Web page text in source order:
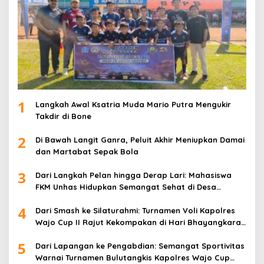
1
Langkah Awal Ksatria Muda Mario Putra Mengukir
Takdir di Bone
2
Di Bawah Langit Ganra, Peluit Akhir Meniupkan Damai
dan Martabat Sepak Bola
3
Dari Langkah Pelan hingga Derap Lari: Mahasiswa
FKM Unhas Hidupkan Semangat Sehat di Desa
4
Dari Smash ke Silaturahmi: Turnamen Voli Kapolres
Wajo Cup II Rajut Kekompakan di Hari Bhayangkara
5
Dari Lapangan ke Pengabdian: Semangat Sportivitas
Warnai Turnamen Bulutangkis Kapolres Wajo Cup